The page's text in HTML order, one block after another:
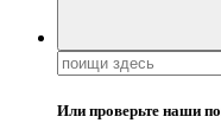
Поиск:
Или проверьте наши